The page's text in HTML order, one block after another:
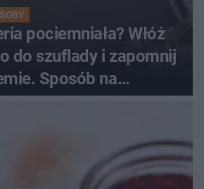
pociemniała? Włóż
do szuflady i zapomnij
Sposób na
biżuterię